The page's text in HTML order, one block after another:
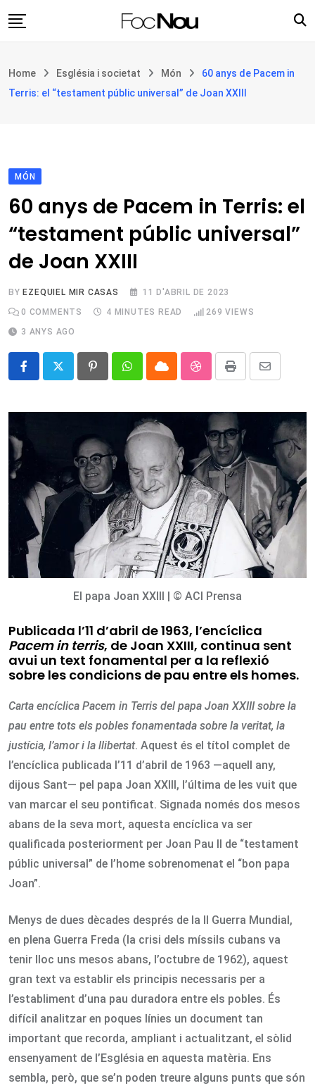
to
Filosofia i teologia
Botiga
Home Església i societat Món
60 anys de Pacem in
Terris: el “testament públic universal” de Joan XXIII
MÓN
60 anys de Pacem in Terris: el
“testament públic universal”
de Joan XXIII
BY EZEQUIEL MIR CASAS
11 D'ABRIL DE 2023
0 COMMENTS 4 MINUTES READ 269 VIEWS
3 ANYS AGO
PinterestWhatsappCloud StumbleUpon
Print
Share
Email
El papa Joan XXIII | © ACI Prensa
Publicada l’11 d’abril de 1963, l’encíclica
Pacem in terris, de Joan XXIII, continua sent
avui un text fonamental per a la reflexió
sobre les condicions de pau entre els homes.
Carta encíclica Pacem in Terris del papa Joan XXIII sobre la
pau entre tots els pobles fonamentada sobre la veritat, la
justícia, l’amor i la llibertat. Aquest és el títol complet de
l’encíclica publicada l’11 d’abril de 1963 —aquell any,
dijous Sant— pel papa Joan XXIII, l’última de les vuit que
van marcar el seu pontificat. Signada només dos mesos
abans de la seva mort, aquesta encíclica va ser
qualificada posteriorment per Joan Pau II de “testament
públic universal” de l’home sobrenomenat el “bon papa
Joan”.
Menys de dues dècades després de la II Guerra Mundial,
en plena Guerra Freda (la crisi dels míssils cubans va
tenir lloc uns mesos abans, l’octubre de 1962), aquest
gran text va establir els principis necessaris per a
l’establiment d’una pau duradora entre els pobles. És
difícil analitzar en poques línies un document tan
important que recorda, ampliant i actualitzant, el sòlid
ensenyament de l’Església en aquesta matèria. Ens
sembla, però, que se’n poden treure alguns punts que són